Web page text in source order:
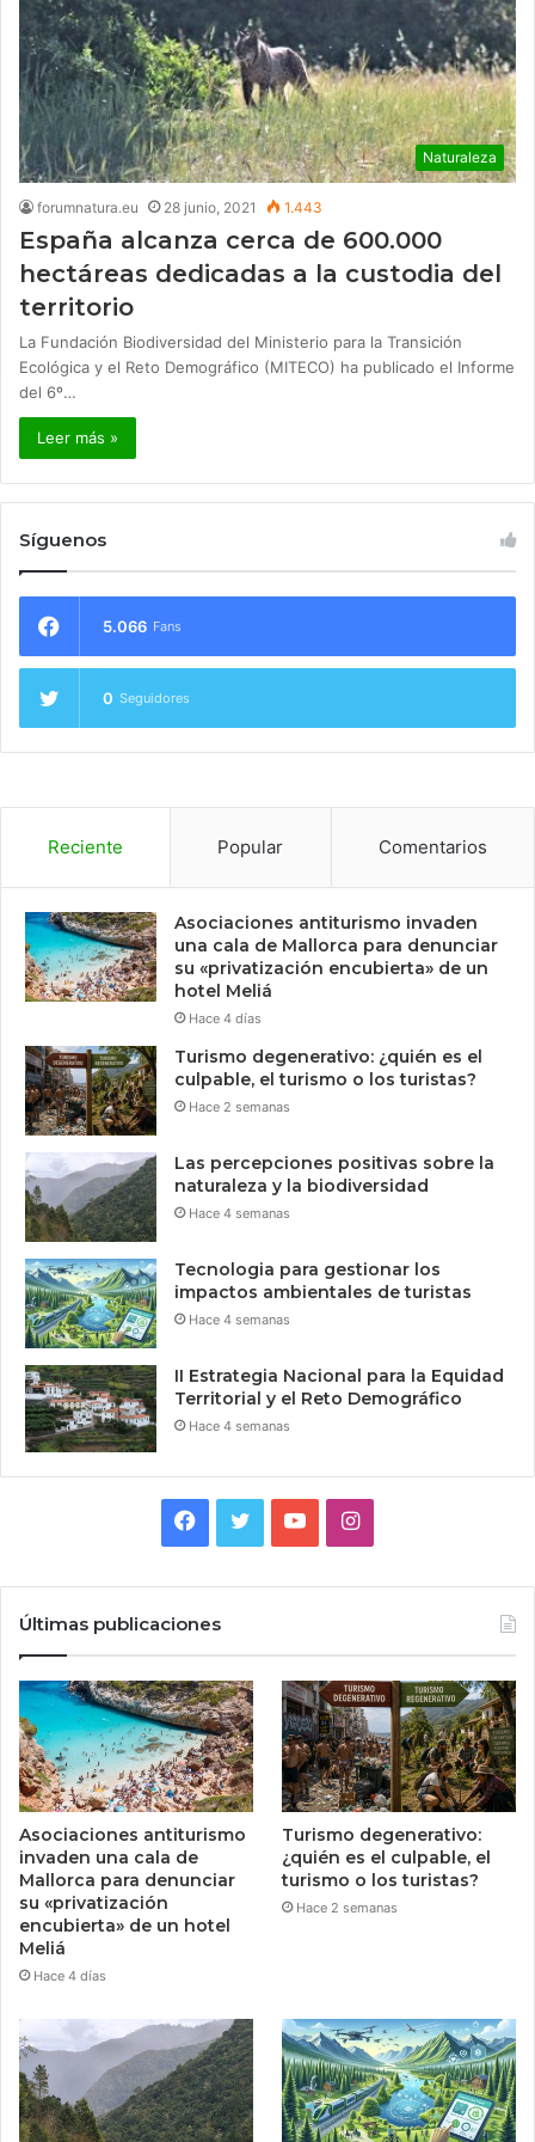
Naturaleza
forumnatura.eu 28 junio, 2021 1.443
España alcanza cerca de 600.000
hectáreas dedicadas a la custodia del
territorio
La Fundación Biodiversidad del Ministerio para la Transición
Ecológica y el Reto Demográfico (MITECO) ha publicado el Informe
del 6º…
Leer más »
Síguenos
5.066 Fans
0 Seguidores
Reciente Popular Comentarios
Asociaciones antiturismo invaden
una cala de Mallorca para denunciar
su «privatización encubierta» de un
hotel Meliá
Hace 4 días
Turismo degenerativo: ¿quién es el
culpable, el turismo o los turistas?
Hace 2 semanas
Las percepciones positivas sobre la
naturaleza y la biodiversidad
Hace 4 semanas
Tecnologia para gestionar los
impactos ambientales de turistas
Hace 4 semanas
II Estrategia Nacional para la Equidad
Territorial y el Reto Demográfico
Hace 4 semanas
Facebook
TwitterYouTubeInstagram
Últimas publicaciones
Asociaciones antiturismo
invaden una cala de
Mallorca para denunciar
su «privatización
encubierta» de un hotel
Meliá
Hace 4 días
Turismo degenerativo:
¿quién es el culpable, el
turismo o los turistas?
Hace 2 semanas